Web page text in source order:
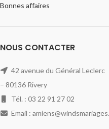
Bonnes affaires
NOUS CONTACTER
42 avenue du Général Leclerc
– 80136 Rivery
Tél. : 03 22 91 27 02
Email :